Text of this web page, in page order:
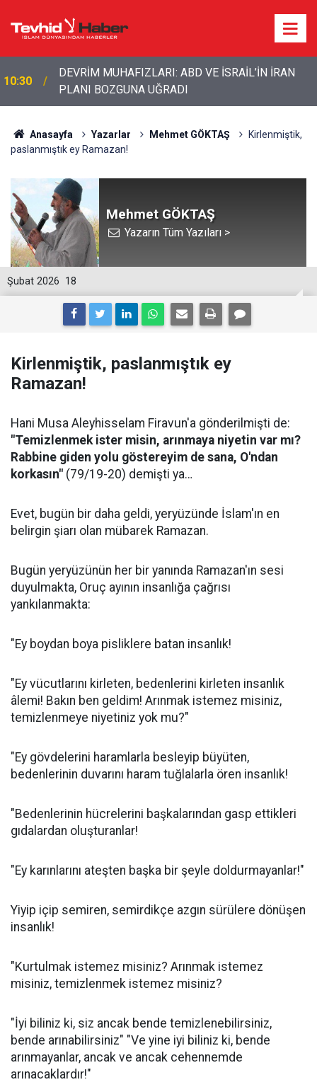
10:11 ABD ordusunda İran çatlağı: Komutanlar çıkış arıyor
Anasayfa Yazarlar Mehmet GÖKTAŞ
Kirlenmiştik,
paslanmıştık ey Ramazan!
Mehmet GÖKTAŞ
Yazarın Tüm Yazıları >
18
Şubat 2026
Kirlenmiştik, paslanmıştık ey
Ramazan!
Hani Musa Aleyhisselam Firavun'a gönderilmişti de:
"Temizlenmek ister misin, arınmaya niyetin var mı?
Rabbine giden yolu göstereyim de sana, O'ndan
korkasın" (79/19-20) demişti ya…
Evet, bugün bir daha geldi, yeryüzünde İslam'ın en
belirgin şiarı olan mübarek Ramazan.
Bugün yeryüzünün her bir yanında Ramazan'ın sesi
duyulmakta, Oruç ayının insanlığa çağrısı
yankılanmakta:
"Ey boydan boya pisliklere batan insanlık!
"Ey vücutlarını kirleten, bedenlerini kirleten insanlık
âlemi! Bakın ben geldim! Arınmak istemez misiniz,
temizlenmeye niyetiniz yok mu?"
"Ey gövdelerini haramlarla besleyip büyüten,
bedenlerinin duvarını haram tuğlalarla ören insanlık!
"Bedenlerinin hücrelerini başkalarından gasp ettikleri
gıdalardan oluşturanlar!
"Ey karınlarını ateşten başka bir şeyle doldurmayanlar!"
Yiyip içip semiren, semirdikçe azgın sürülere dönüşen
insanlık!
"Kurtulmak istemez misiniz? Arınmak istemez
misiniz, temizlenmek istemez misiniz?
"İyi biliniz ki, siz ancak bende temizlenebilirsiniz,
bende arınabilirsiniz" "Ve yine iyi biliniz ki, bende
arınmayanlar, ancak ve ancak cehennemde
arınacaklardır!"